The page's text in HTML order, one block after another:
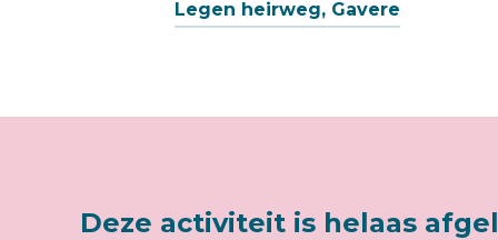
Legen heirweg, Gavere
Deze activiteit is helaas